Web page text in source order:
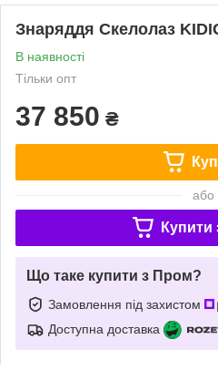
Знаряддя Скелолаз
В наявності
Тільки опт
37 850 ₴
або
Купити
Що таке купити з Пром?
Замовлення під захистом
Доступна доставка